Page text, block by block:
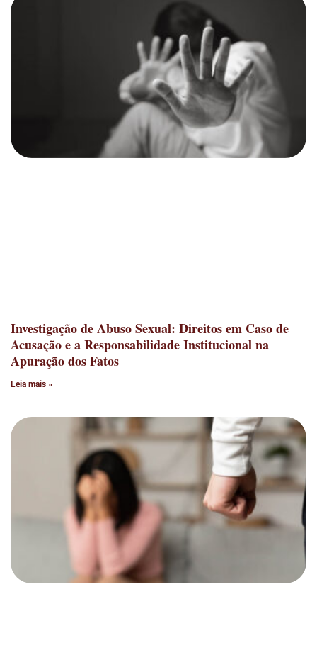
Investigação de Abuso Sexual: Direitos em Caso de
Acusação e a Responsabilidade Institucional na
Apuração dos Fatos
Leia mais »